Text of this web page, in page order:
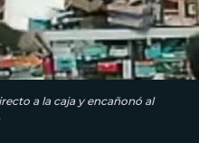
a la caja y encañonó al